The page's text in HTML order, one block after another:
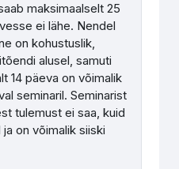
maksimaalselt 25
ei lähe. Nendel
on kohustuslik,
alusel, samuti
14 päeva on võimalik
seminaril. Seminarist
tulemust ei saa, kuid
on võimalik siiski